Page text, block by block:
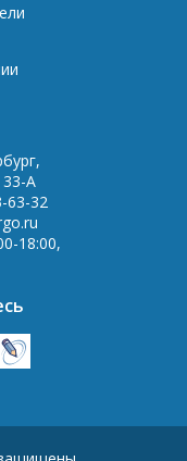
,
А
63-32
18:00,